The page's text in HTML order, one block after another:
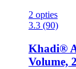
2 opties
3.3 (90)
Khadi®
Volume,